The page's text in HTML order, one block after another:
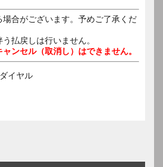
場合がございます。予めご了承くだ
払戻しは行いません。
ャンセル（取消し）はできません。
イヤル